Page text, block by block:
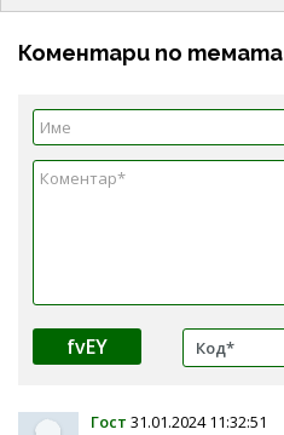
Коментари по темата
fvEY
Гост 31.01.2024 11:32:51